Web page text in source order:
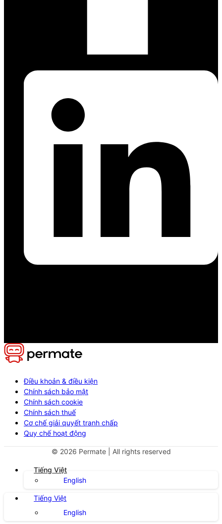
Điều khoản & điều kiện
Chính sách bảo mật
Chính sách cookie
Chính sách thuế
Cơ chế giải quyết tranh chấp
Quy chế hoạt động
© 2026 Permate | All rights reserved
Tiếng Việt
English
Tiếng Việt
English